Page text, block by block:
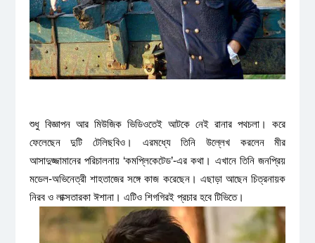
শুধু বিজ্ঞাপন আর মিউজিক ভিডিওতেই আটকে নেই রানার পথচলা। করে
ফেলেছেন দুটি টেলিছবিও। এরমধ্যে তিনি উল্লেখ করলেন মীর
আসাদুজ্জামানের পরিচালনায় ‘কমপ্লিকেটেড’-এর কথা। এখানে তিনি জনপ্রিয়
মডেল-অভিনেত্রী শাহতাজের সঙ্গে কাজ করেছেন। এছাড়া আছেন চিত্রনায়ক
নিরব ও লাক্সতারকা ঈশানা। এটিও শিগগিরই প্রচার হবে টিভিতে।